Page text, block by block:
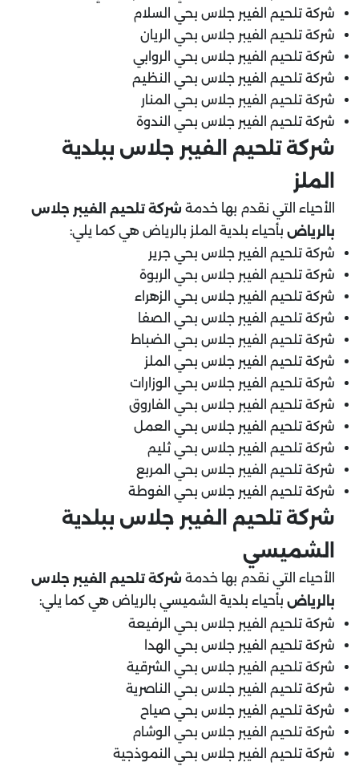
شركة تلحيم الفيبر جلاس بحي السلام
شركة تلحيم الفيبر جلاس بحي الريان
شركة تلحيم الفيبر جلاس بحي الروابي
شركة تلحيم الفيبر جلاس بحي النظيم
شركة تلحيم الفيبر جلاس بحي المنار
شركة تلحيم الفيبر جلاس بحي الندوة
شركة تلحيم الفيبر جلاس ببلدية
الملز
الأحياء التي نقدم بها خدمة شركة تلحيم الفيبر جلاس
بالرياض بأحياء بلدية الملز بالرياض هي كما يلي:
شركة تلحيم الفيبر جلاس بحي جرير
شركة تلحيم الفيبر جلاس بحي الربوة
شركة تلحيم الفيبر جلاس بحي الزهراء
شركة تلحيم الفيبر جلاس بحي الصفا
شركة تلحيم الفيبر جلاس بحي الضباط
شركة تلحيم الفيبر جلاس بحي الملز
شركة تلحيم الفيبر جلاس بحي الوزارات
شركة تلحيم الفيبر جلاس بحي الفاروق
شركة تلحيم الفيبر جلاس بحي العمل
شركة تلحيم الفيبر جلاس بحي ثليم
شركة تلحيم الفيبر جلاس بحي المربع
شركة تلحيم الفيبر جلاس بحي الفوطة
شركة تلحيم الفيبر جلاس ببلدية
الشميسي
الأحياء التي نقدم بها خدمة شركة تلحيم الفيبر جلاس
بالرياض بأحياء بلدية الشميسي بالرياض هي كما يلي:
شركة تلحيم الفيبر جلاس بحي الرفيعة
شركة تلحيم الفيبر جلاس بحي الهدا
شركة تلحيم الفيبر جلاس بحي الشرقية
شركة تلحيم الفيبر جلاس بحي الناصرية
شركة تلحيم الفيبر جلاس بحي صياح
شركة تلحيم الفيبر جلاس بحي الوشام
شركة تلحيم الفيبر جلاس بحي النموذجية